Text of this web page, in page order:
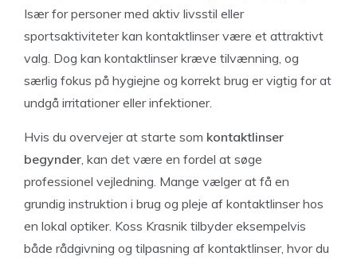
Især for personer med aktiv livsstil eller
sportsaktiviteter kan kontaktlinser være et attraktivt
valg. Dog kan kontaktlinser kræve tilvænning, og
særlig fokus på hygiejne og korrekt brug er vigtig for at
undgå irritationer eller infektioner.
Hvis du overvejer at starte som kontaktlinser
begynder , kan det være en fordel at søge
professionel vejledning. Mange vælger at få en
grundig instruktion i brug og pleje af kontaktlinser hos
en lokal optiker. Koss Krasnik tilbyder eksempelvis
både rådgivning og tilpasning af kontaktlinser, hvor du